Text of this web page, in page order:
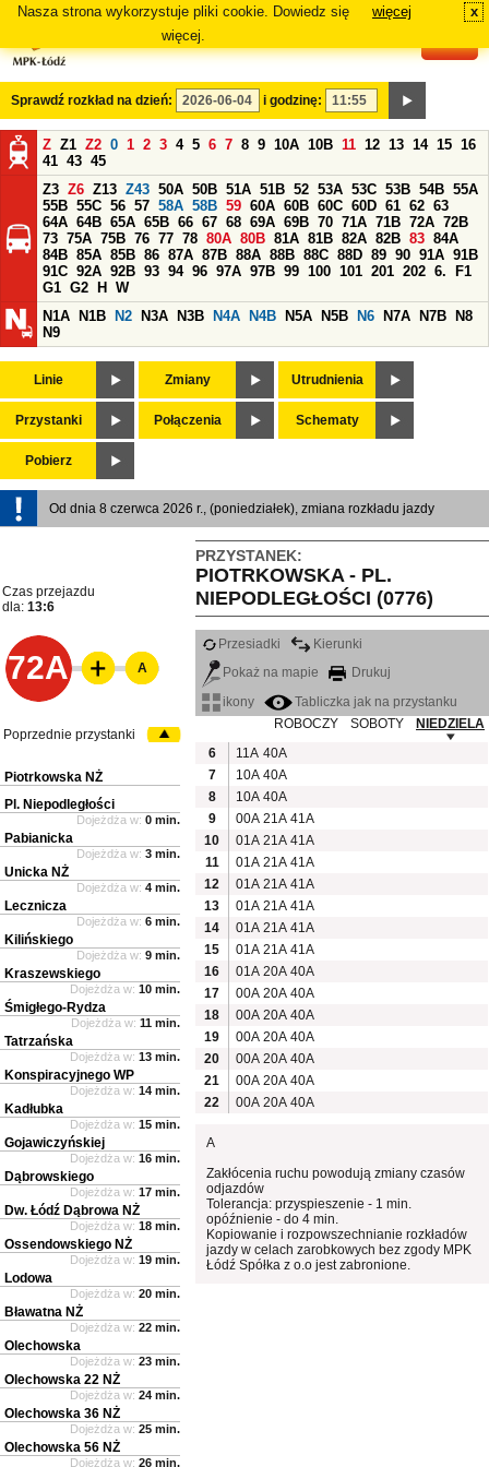
Nasza strona wykorzystuje pliki cookie. Dowiedz się
więcej.
więcej x
Sprawdź rozkład na dzień: i godzinę:
Z Z1 Z2 0 1 2 3 4 5 6 7 8 9 10A 10B 11 12 13 14 15 16
41 43 45
Z3 Z6 Z13 Z43 50A 50B 51A 51B 52 53A 53C 53B 54B 55A
55B 55C 56 57 58A 58B 59 60A 60B 60C 60D 61 62 63
64A 64B 65A 65B 66 67 68 69A 69B 70 71A 71B 72A 72B
73 75A 75B 76 77 78 80A 80B 81A 81B 82A 82B 83 84A
84B 85A 85B 86 87A 87B 88A 88B 88C 88D 89 90 91A 91B
91C 92A 92B 93 94 96 97A 97B 99 100 101 201 202 6.
F1
G1 G2 H
W
N1A
N1B N2 N3A N3B N4A N4B N5A N5B N6 N7A N7B
N8
N9
Linie Zmiany Utrudnienia
Przystanki Połączenia Schematy
Pobierz
Od dnia 8 czerwca 2026 r., (poniedziałek), zmiana rozkładu jazdy
PRZYSTANEK:
PIOTRKOWSKA - PL.
NIEPODLEGŁOŚCI (0776)
Czas przejazdu
dla: 13:6
72A
Przesiadki
Kierunki
Pokaż na mapie
Drukuj
ikony
Tabliczka jak na przystanku
ROBOCZY
SOBOTY
NIEDZIELA
6
11A 40A
7
10A 40A
8
10A 40A
9
00A 21A 41A
10
01A 21A 41A
11
01A 21A 41A
12
01A 21A 41A
13
01A 21A 41A
14
01A 21A 41A
15
01A 21A 41A
16
01A 20A 40A
17
00A 20A 40A
18
00A 20A 40A
19
00A 20A 40A
20
00A 20A 40A
21
00A 20A 40A
22
00A 20A 40A
A
Zakłócenia ruchu powodują zmiany czasów
odjazdów
Tolerancja: przyspieszenie - 1 min.
opóźnienie - do 4 min.
Kopiowanie i rozpowszechnianie rozkładów
jazdy w celach zarobkowych bez zgody MPK
Łódź Spółka z o.o jest zabronione.
A
Poprzednie przystanki
Piotrkowska NŻ
Pl. Niepodległości
Dojeżdża w: 0 min.
Pabianicka
Dojeżdża w: 3 min.
Unicka NŻ
Dojeżdża w: 4 min.
Lecznicza
Dojeżdża w: 6 min.
Kilińskiego
Dojeżdża w: 9 min.
Kraszewskiego
Dojeżdża w: 10 min.
Śmigłego-Rydza
Dojeżdża w: 11 min.
Tatrzańska
Dojeżdża w: 13 min.
Konspiracyjnego WP
Dojeżdża w: 14 min.
Kadłubka
Dojeżdża w: 15 min.
Gojawiczyńskiej
Dojeżdża w: 16 min.
Dąbrowskiego
Dojeżdża w: 17 min.
Dw. Łódź Dąbrowa NŻ
Dojeżdża w: 18 min.
Ossendowskiego NŻ
Dojeżdża w: 19 min.
Lodowa
Dojeżdża w: 20 min.
Bławatna NŻ
Dojeżdża w: 22 min.
Olechowska
Dojeżdża w: 23 min.
Olechowska 22 NŻ
Dojeżdża w: 24 min.
Olechowska 36 NŻ
Dojeżdża w: 25 min.
Olechowska 56 NŻ
Dojeżdża w: 26 min.